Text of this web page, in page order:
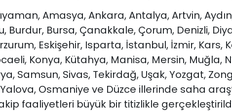
Amasya, Ankara, Antalya, Artvin,
Burdur, Bursa, Çanakkale, Çorum, Denizli,
Eskişehir, Isparta, İstanbul, İzmir, Kars,
Konya, Kütahya, Manisa, Mersin, Muğla,
Samsun, Sivas, Tekirdağ, Uşak, Yozgat,
Osmaniye ve Düzce illerinde saha
faaliyetleri büyük bir titizlikle